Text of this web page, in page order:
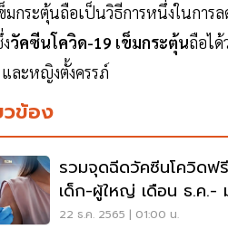
กระตุ้นถือเป็นวิธีการหนึ่งในการ
วัคซีนโควิด-19 เข็มกระตุ้นถือได้
ละหญิงตั้งครรภ์
วข้อง
รวมจุดฉีดวัคซีนโควิดฟ
เด็ก-ผู้ใหญ่ เดือน ธ.ค.-
คลิกที่นี่
22 ธ.ค. 2565 | 01:00 น.